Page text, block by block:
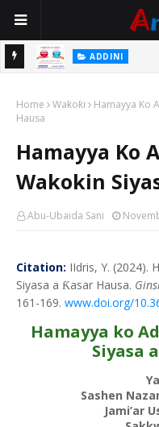
ADDINI
Home Waƙoƙi
Hamayya Ko
Hausa
Hamayya Ko
Wakokin
Abu-Ubaida Sani
Citation: IIdris, Y. (2024).
Siyasa a Ƙasar Hausa.
161-169. www.doi.org/
Hamayya ko
Siyasa a
Sashen
Jami’ar